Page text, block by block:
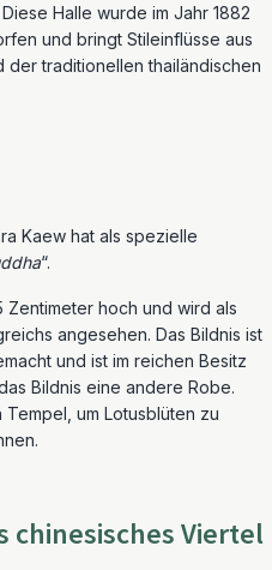
Halle wurde im Jahr 1882
und bringt Stileinflüsse aus
der traditionellen thailändischen
Kaew hat als spezielle
“.
hoch und wird als
angesehen. Das Bildnis ist
und ist im reichen Besitz
Bildnis eine andere Robe.
um Lotusblüten zu
chinesisches Viertel